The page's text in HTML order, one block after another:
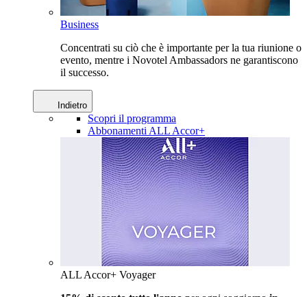
Business
Concentrati su ciò che è importante per la tua riunione o
evento, mentre i Novotel Ambassadors ne garantiscono
il successo.
Indietro
Scopri il programma
Abbonamenti ALL Accor+
ALL Accor+ Voyager